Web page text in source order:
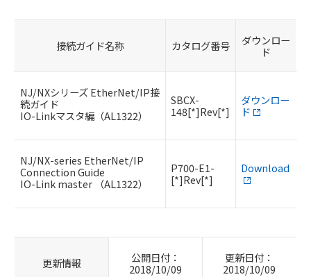
接続ガイド名称 カタログ番号
ダウンロー
ド
NJ/NXシリーズ EtherNet/IP接
続ガイド
IO-Linkマスタ編（AL1322）
SBCX-
148[*]Rev[*]
ダウンロー
ド
NJ/NX-series EtherNet/IP
Connection Guide
IO-Link master （AL1322）
P700-E1-
[*]Rev[*]
Download
更新情報
公開日付：
2018/10/09
更新日付：
2018/10/09